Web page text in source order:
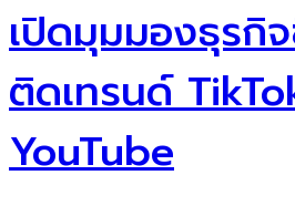
เปิดมุมมองธุรกิ
ติดเทรนด์
YouTube